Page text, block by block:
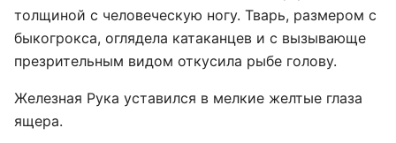
толщиной с человеческую ногу. Тварь, размером с
быкогрокса, оглядела катаканцев и с вызывающе
презрительным видом откусила рыбе голову.
Железная Рука уставился в мелкие желтые глаза
ящера.